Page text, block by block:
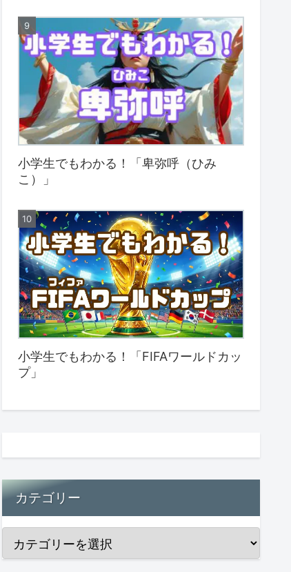
小学生でもわかる！「卑弥呼（ひみ
こ）」
小学生でもわかる！「FIFAワールドカッ
プ」
カテゴリー